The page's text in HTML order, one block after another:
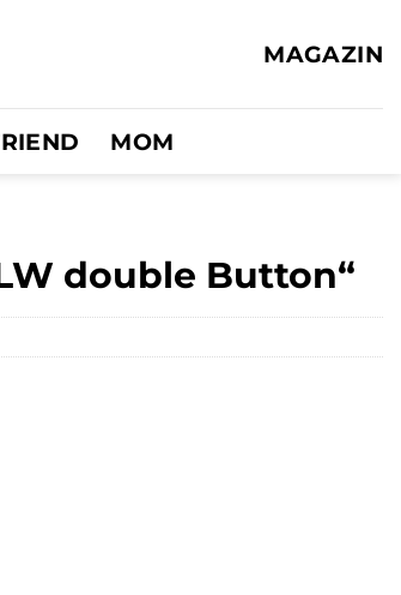
MAGAZIN
MOM
double Button“